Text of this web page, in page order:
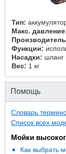
Тип:
Макс.
Функции:
Насадки: шланг
Вес: 1 кг
Помощь
Словарь
Список всех
Мойки
Как выбрать